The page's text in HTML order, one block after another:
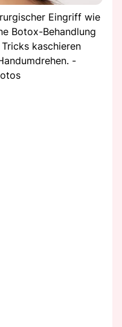
Eingriff wie
Botox-Behandlung
kaschieren
-